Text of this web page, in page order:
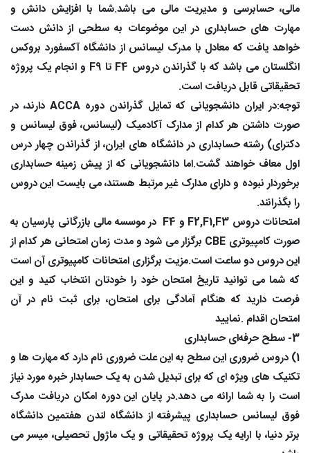
مالی، حسابرسی و مدیریت مالی می باشد.شما با افزایش دانش و
مهارت های حسابداری در این موضوعات به سطحی از دانش دست
خواهد یافت که معادل با مدرک لیسانس از دانشگاه آکسفورد بروکس
انگلستان می باشد که با گذراندن دروس F4 تا F9 و انجام یک پروژه
تحقیقاتی قابل دریافت است.
توجه:در ایران دانشجویانی که تمایل گذراندن دوره ACCA دارند، در
صورت داشتن هر کدام از مدارک آکادمیک (لیسانس، فوق لیسانس و
دکترای) رشته حسابداری در دانشگاه های ایران، از گذراندن چهار درس
اول معاف خواهند گشت.اما دانشجویانی که از پیش زمینه حسابداری
برخوردار نبوده و دارای مدارک غیر مرتبط هستند، می بایست این دروس
را بگذرانند.
امتحانات دروس F2,F1,F3 و F4 در موسسه مالی بازرگانی پارسیان به
صورت کامپیوتری CBE برگزار می شود و مدت زمان امتحانی هر کدام از
این دروس دو ساعت است.مزیت برگزاری امتحانات کامپیوتری آن است
که شما می توانید تاریخ امتحان خود را خودتان انتخاب کنید و این
فرصت دارید که هنگام آمادگی برای امتحان، برای ثبت نام در آن
امتحان اقدام .نمایید
3- سطح حرفه‌ای حسابداری
1) دروس ضروری این سطح به این علت ضروری نام دارد که مهارت ها و
تکنیک های ویژه ای که برای تبدیل شدن به یک حسابدار خبره مورد نیاز
است را به شما ارائه می دهد.در پایان این دوره امکان دریافت مدرک
فوق لیسانس حسابداری پیشرفته از دانشگاه لندن هفتمین دانشگاه
برتر دنیا، با ارایه یک پروژه تحقیقاتی و یک ماژول تحصیلی، میسر می